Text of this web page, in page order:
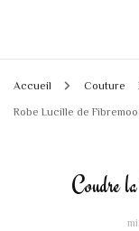
Accueil Couture
Robe Lucille de
Coudre